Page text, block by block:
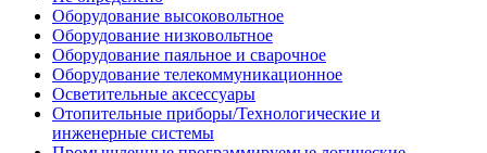
Оборудование высоковольтное
Оборудование низковольтное
Оборудование паяльное и сварочное
Оборудование телекоммуникационное
Осветительные аксессуары
Отопительные приборы/Технологические и
инженерные системы